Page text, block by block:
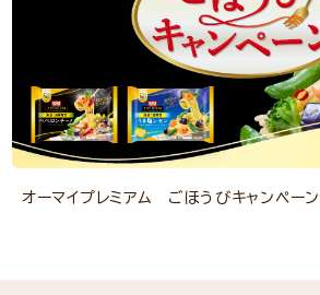
オーマイプレミアム ごほうびキャンペーン